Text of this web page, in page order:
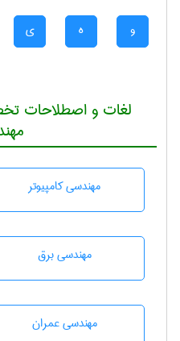
و ه ی
لغات و اصطلاحات
مهندسی كامپيوتر
مهندسی برق
مهندسی عمران